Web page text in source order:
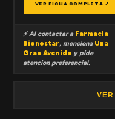
VER FICHA COMPLETA ↗
⚡ Al contactar a Farmacia
Bienestar, menciona Una
Gran Avenida y pide
atencion preferencial.